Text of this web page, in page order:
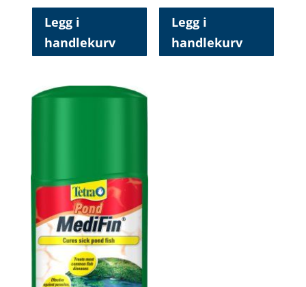
Legg i
handlekurv
Legg i
handlekurv